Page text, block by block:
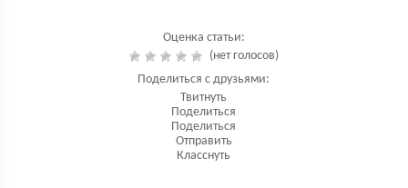
Оценка статьи:
(нет голосов)
Поделиться с друзьями:
Твитнуть
Поделиться
Поделиться
Отправить
Класснуть